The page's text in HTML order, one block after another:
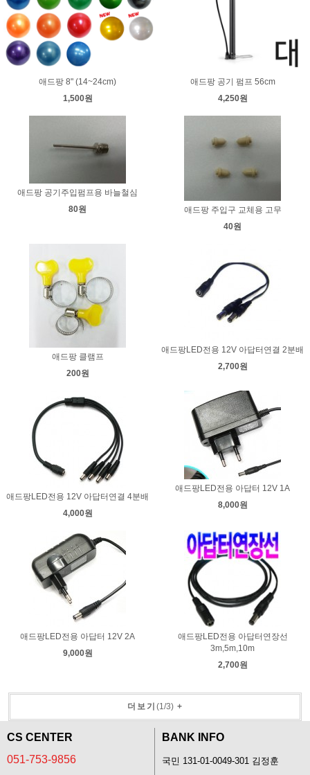
애드팡 8" (14~24cm)
1,500원
애드팡 공기 펌프 56cm
4,250원
애드팡 공기주입펌프용 바늘철심
80원
애드팡 주입구 교체용 고무
40원
애드팡 클램프
200원
애드팡LED전용 12V 아답터연결 2분배
2,700원
애드팡LED전용 12V 아답터연결 4분배
4,000원
애드팡LED전용 아답터 12V 1A
8,000원
애드팡LED전용 아답터 12V 2A
9,000원
애드팡LED전용 아답터연장선
3m,5m,10m
2,700원
더보기 (1/3)+
CS CENTER
051-753-9856
BANK INFO
국민 131-01-0049-301 김정훈